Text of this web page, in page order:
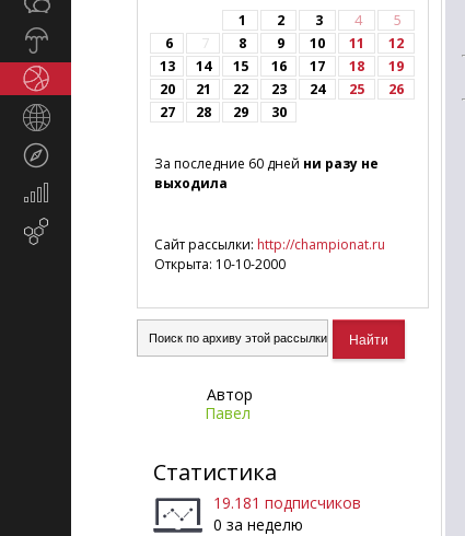
Экономика
маркетинг
1 2 3 4
5
6
7 8 9 10 11
12
13
14 15 16 17 18
19
20
21 22 23 24 25
26
27
28 29 30
За последние 60 дней ни разу не
выходила
Сайт рассылки: http://championat.ru
Открыта: 10-10-2000
Автор
Павел
Статистика
19.181 подписчиков
0 за неделю